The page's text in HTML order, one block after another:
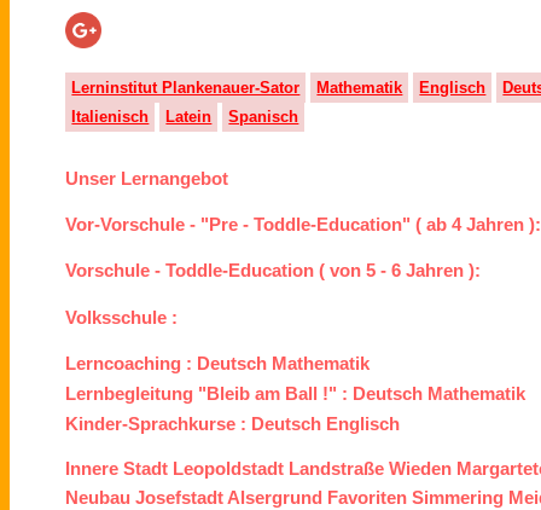
Lerninstitut Plankenauer-Sator Mathematik Englisch
Italienisch
Latein Spanisch
Unser Lernangebot
Vor-Vorschule - "Pre - Toddle-Education" ( ab 4 Jahren ):
Vorschule - Toddle-Education ( von 5 - 6 Jahren ):
Volksschule :
Lerncoaching : Deutsch Mathematik
Lernbegleitung "Bleib am Ball !" : Deutsch Mathematik
Kinder-Sprachkurse : Deutsch Englisch
Innere Stadt Leopoldstadt Landstraße Wieden
Neubau JosefstadtAlsergrund Favoriten Simmering